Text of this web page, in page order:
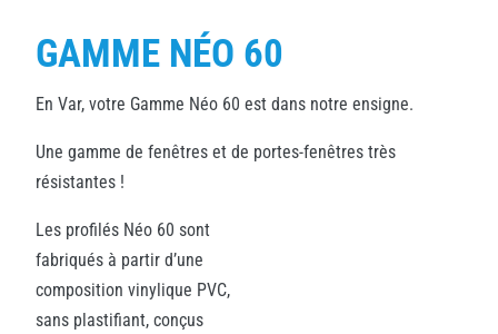
GAMME NÉO 60
En Var, votre Gamme Néo 60 est dans notre ensigne.
Une gamme de fenêtres et de portes-fenêtres très
résistantes !
Les profilés Néo 60 sont
fabriqués à partir d’une
composition vinylique PVC,
sans plastifiant, conçus